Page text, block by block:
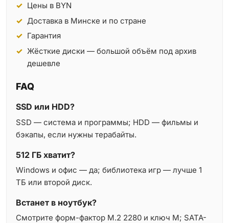
Цены в BYN
Доставка в Минске и по стране
Гарантия
Жёсткие диски — большой объём под архив
дешевле
FAQ
SSD или HDD?
SSD — система и программы; HDD — фильмы и
бэкапы, если нужны терабайты.
512 ГБ хватит?
Windows и офис — да; библиотека игр — лучше 1
ТБ или второй диск.
Встанет в ноутбук?
Смотрите форм-фактор M.2 2280 и ключ M; SATA-